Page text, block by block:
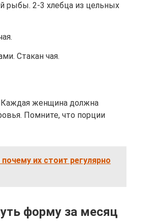
рыбы. 2-3 хлебца из цельных
Стакан чая.
Каждая женщина должна
Помните, что порции
их стоит регулярно
форму за месяц